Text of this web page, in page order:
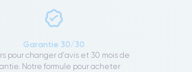
Garantie 30/30
pour changer d'avis et 30 mois de
Notre formule pour acheter